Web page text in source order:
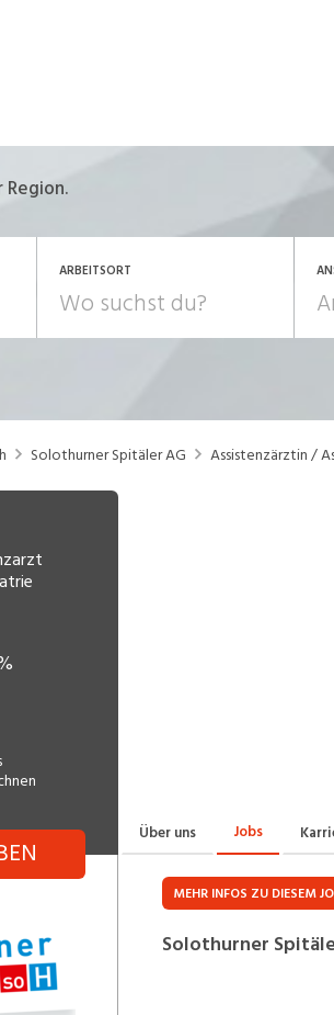
ARBEITSORT
Temporär
Consulting, Human
Zoll
Solothurner Spitäler AG Assistenzärztin /
Über uns Jobs
MEHR INFOS ZU DIESEM
Solothurner